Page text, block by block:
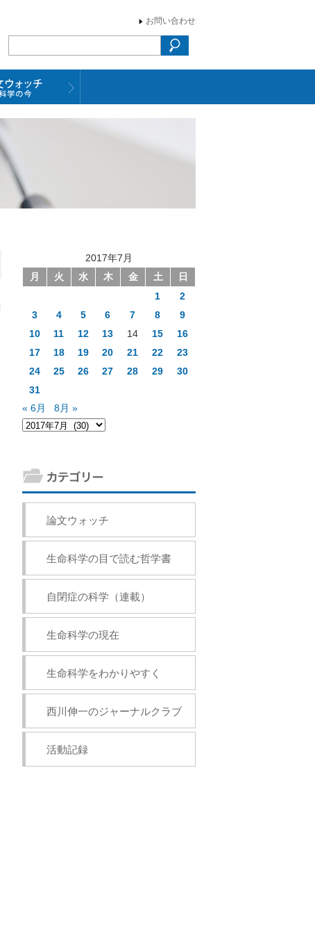
お問い合わせ
2017年7月
月
火 水 木 金 土
日
1
2
3
4 5 6 7 8
9
10
11 12 13 14 15
16
17
18 19 20 21 22
23
24
25 26 27 28 29
30
31
« 6月
8月 »
論文ウォッチ
生命科学の目で読む哲学書
自閉症の科学（連載）
生命科学の現在
生命科学をわかりやすく
西川伸一のジャーナルクラブ
活動記録